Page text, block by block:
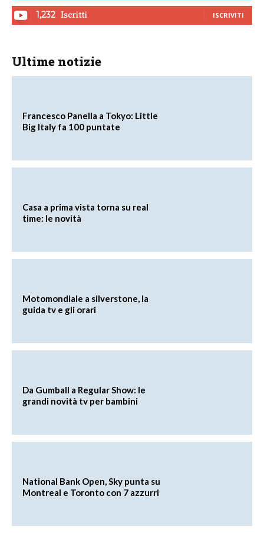
1,232 Iscritti ISCRIVITI
Ultime notizie
Francesco Panella a Tokyo: Little
Big Italy fa 100 puntate
Casa a prima vista torna su real
time: le novità
Motomondiale a silverstone, la
guida tv e gli orari
Da Gumball a Regular Show: le
grandi novità tv per bambini
National Bank Open, Sky punta su
Montreal e Toronto con 7 azzurri